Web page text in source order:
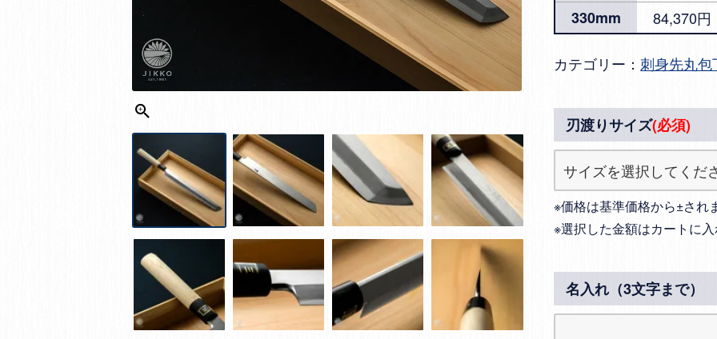
330mm
84,370円
カテゴリー： 刺身先丸包
刃渡りサイズ(必須)
※価格は基準価格から±され
※選択した金額はカートに
名入れ（3文字まで）